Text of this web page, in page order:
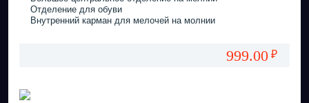
Отделение для обуви
Внутренний карман для мелочей на молнии
999.00 ₽